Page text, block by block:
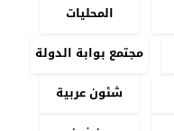
المحليات
مجتمع بوابة الدولة
شئون عربية